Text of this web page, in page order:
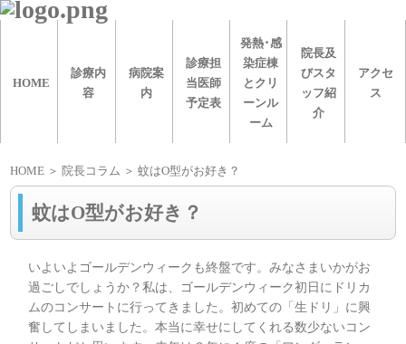
HOME
診療内
容
病院案
内
診療担
当医師
予定表
発熱･感
染症棟
とクリ
ーンル
ーム
院長及
びスタ
ッフ紹
介
アクセ
ス
HOME ＞ 院長コラム ＞ 蚊はO型がお好き？
蚊はO型がお好き？
いよいよゴールデンウィークも終盤です。みなさまいかがお
過ごしでしょうか？私は、ゴールデンウィーク初日にドリカ
ムのコンサートに行ってきました。初めての「生ドリ」に興
奮してしまいました。本当に幸せにしてくれる数少ないコン